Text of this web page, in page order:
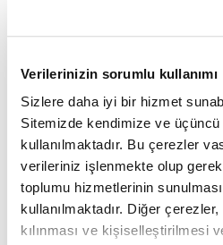
Verilerinizin sorumlu kullanımı
Sizlere daha iyi bir hizmet
Sitemizde kendimize ve
kullanılmaktadır. Bu çerezler
verileriniz işlenmekte olup
toplumu hizmetlerinin
kullanılmaktadır. Diğer
kılınması ve kişiselleştirilmesi
rakamdır. Bunun 273'ü (%
57) gayrimüslimdi.